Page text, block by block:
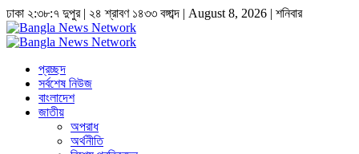
ঢাকা ২:৩৮:৭ দুপুর| ২৪ শ্রাবণ ১৪৩৩ বঙ্গাব্দ | August 8, 2026 | শনিবার
প্রচ্ছদ
সর্বশেষ নিউজ
বাংলাদেশ
জাতীয়
অপরাধ
অর্থনীতি